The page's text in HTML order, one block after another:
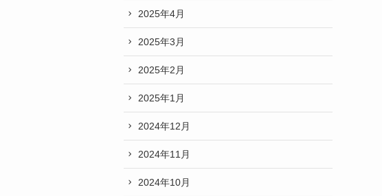
2025年4月
2025年3月
2025年2月
2025年1月
2024年12月
2024年11月
2024年10月